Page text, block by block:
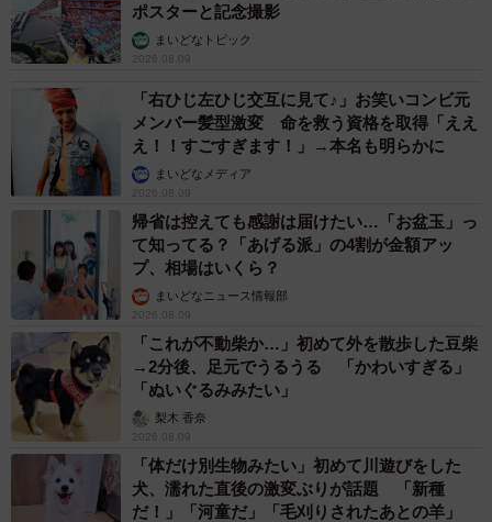
ポスターと記念撮影
まいどなトピック
2026.08.09
「右ひじ左ひじ交互に見て♪」お笑いコンビ元
メンバー髪型激変 命を救う資格を取得「ええ
え！！すごすぎます！」→本名も明らかに
まいどなメディア
2026.08.09
帰省は控えても感謝は届けたい…「お盆玉」っ
て知ってる？「あげる派」の4割が金額アッ
プ、相場はいくら？
まいどなニュース情報部
2026.08.09
「これが不動柴か…」初めて外を散歩した豆柴
→2分後、足元でうるうる 「かわいすぎる」
「ぬいぐるみみたい」
梨木 香奈
2026.08.09
「体だけ別生物みたい」初めて川遊びをした
犬、濡れた直後の激変ぶりが話題 「新種
だ！」「河童だ」「毛刈りされたあとの羊」